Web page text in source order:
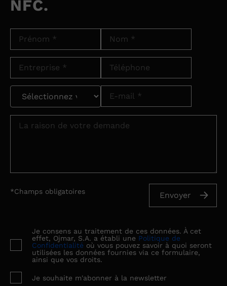
NFC.
*Champs obligatoires
Je consens au traitement de ces données. À cet
effet, Ojmar, S.A. a établi une Politique de
Confidentialité où vous pouvez savoir à quoi seront
utilisées les données fournies via ce formulaire,
ainsi que vos droits.
Je souhaite m'abonner à la newsletter